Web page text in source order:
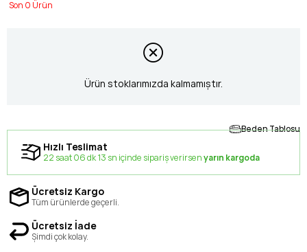
0
Ürün stoklarımızda kalmamıştır.
Beden Tablosu
Hızlı Teslimat
22 saat 06 dk 12 sn içinde sipariş verirsenyarın kargoda
Ücretsiz Kargo
Tüm ürünlerde geçerli.
Ücretsiz İade
Şimdi çok kolay.